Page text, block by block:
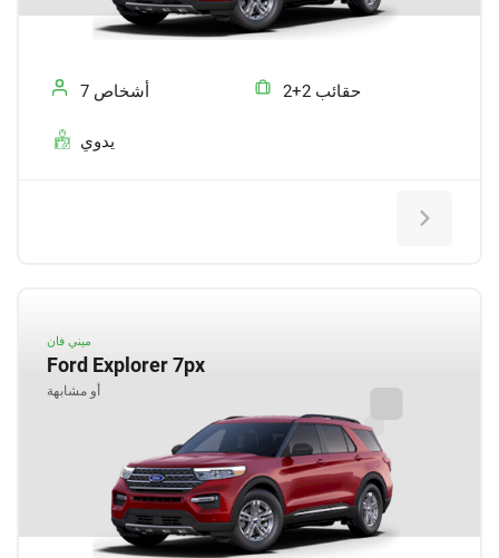
7 أشخاص 2+2 حقائب
يدوي
ميني فان
Ford Explorer 7px
أو مشابهة